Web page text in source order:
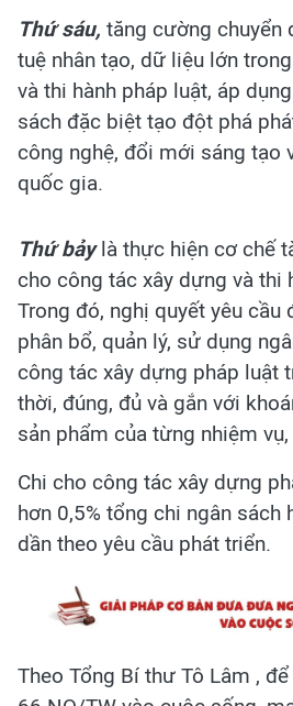
Thứ sáu, tăng cường chuyển
tuệ nhân tạo, dữ liệu lớn
và thi hành pháp luật, áp
sách đặc biệt tạo đột phá
công nghệ, đổi mới sáng tạo
quốc gia.
Thứ bảylà thực hiện cơ chế
cho công tác xây dựng và thi
Trong đó, nghị quyết yêu cầu
phân bổ, quản lý, sử dụng
công tác xây dựng pháp luật
thời, đúng, đủ và gắn với
sản phẩm của từng nhiệm
Chi cho công tác xây dựng
hơn 0,5% tổng chi ngân sách
dần theo yêu cầu phát triển.
Theo Tổng Bí thư Tô Lâm ,